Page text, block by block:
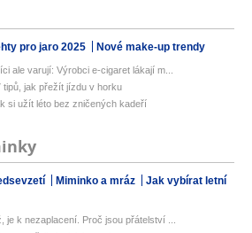
pro jaro 2025 Nové make-up trendy
ale varují: Výrobci e-cigaret lákají m...
tipů, jak přežít jízdu v horku
si užít léto bez zničených kadeří
Miminko a mráz
Jak vybírat letní
je k nezaplacení. Proč jsou přátelství ...